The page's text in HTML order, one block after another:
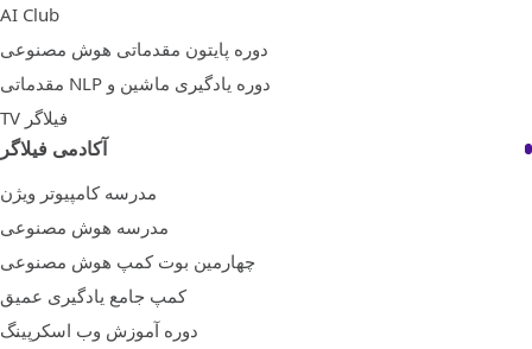
AI Club
دوره پایتون مقدماتی هوش مصنوعی
دوره یادگیری ماشین و NLP مقدماتی
فیلاگر TV
آکادمی فیلاگر
مدرسه کامپیوتر ویژن
مدرسه هوش مصنوعی
چهارمین بوت کمپ هوش مصنوعی
کمپ جامع یادگیری عمیق
دوره آموزش وب اسکرپینگ